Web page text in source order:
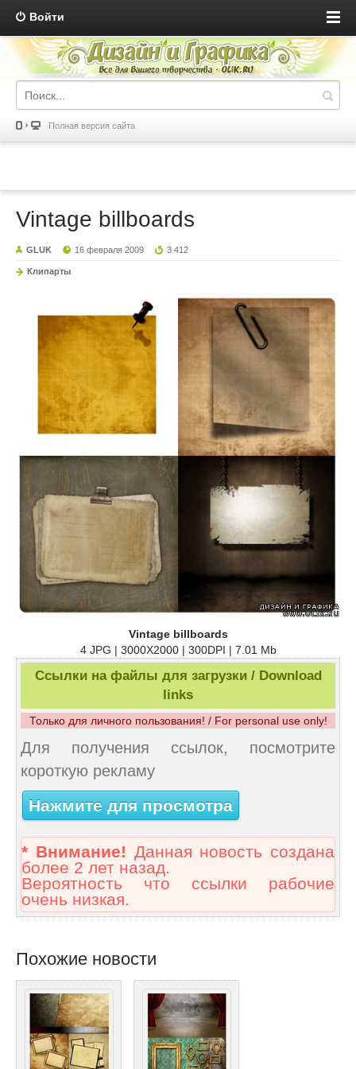
Войти
Полная версия сайта
Vintage billboards
GLUK 16 февраля 2009 3 412
Клипарты
Vintage billboards
4 JPG | 3000X2000 | 300DPI | 7.01 Mb
Ссылки на файлы для загрузки / Download
links
Только для личного пользования! / For personal use only!
Для получения ссылок, посмотрите
короткую рекламу
Нажмите для просмотра
* Внимание! Данная новость создана
более 2 лет назад.
Вероятность что ссылки рабочие
очень низкая.
Похожие новости